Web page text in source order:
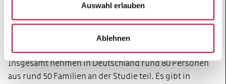
Auswahl erlauben
Ablehnen
Die Studie ist so angelegt, dass auch die gesunden
Geschwister der Mutationsträger kommen. Sie sind
dann sozusagen die Kontrollpersonen für diejenigen,
die das Alzheimer auslösende Gen in sich tragen.
Insgesamt nehmen in Deutschland rund 80 Personen
aus rund 50 Familien an der Studie teil. Es gibt in